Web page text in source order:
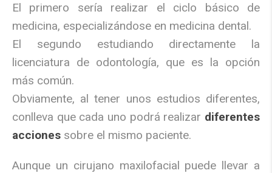
El primero sería realizar el ciclo básico de
medicina, especializándose en medicina dental.
El segundo estudiando directamente la
licenciatura de odontología, que es la opción
más común.
Obviamente, al tener unos estudios diferentes,
conlleva que cada uno podrá realizar diferentes
acciones sobre el mismo paciente.
Aunque un cirujano maxilofacial puede llevar a